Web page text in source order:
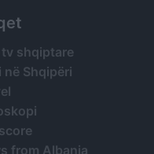
tv shqiptare
në Shqipëri
from Albania